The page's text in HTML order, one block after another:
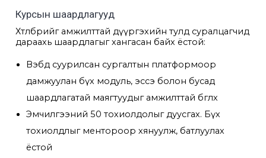
Курсын шаардлагууд
Хөтөлбөрийг амжилттай дүүргэхийн тулд суралцагчид
дараахь шаардлагыг хангасан байх ёстой:
Вэбд суурилсан сургалтын платформоор
дамжуулан бүх модуль, эссэ болон бусад
шаардлагатай маягтуудыг амжилттай бөглөх
Эмчилгээний 50 тохиолдолыг дуусгах. Бүх
тохиолдлыг ментороор хянуулж, батлуулах
ёстой